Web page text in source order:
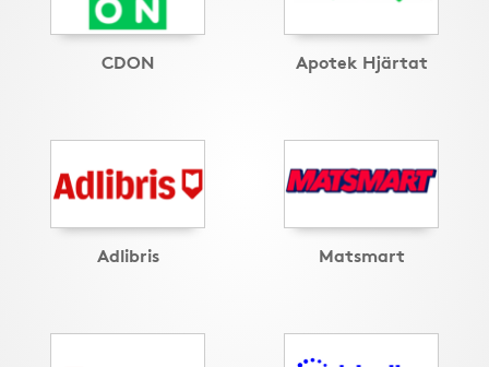
CDON Apotek Hjärtat
Adlibris Matsmart